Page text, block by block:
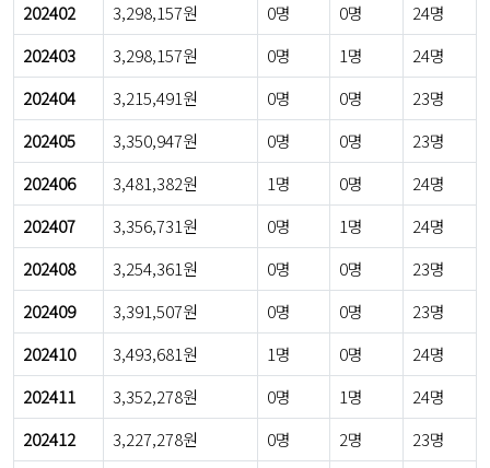
202402
3,298,157원 0명 0명
24명
202403
3,298,157원 0명 1명
24명
202404
3,215,491원 0명 0명
23명
202405
3,350,947원 0명 0명
23명
202406
3,481,382원 1명 0명
24명
202407
3,356,731원 0명 1명
24명
202408
3,254,361원 0명 0명
23명
202409
3,391,507원 0명 0명
23명
202410
3,493,681원 1명 0명
24명
202411
3,352,278원 0명 1명
24명
202412
3,227,278원 0명 2명
23명